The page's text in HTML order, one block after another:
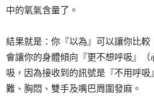
中的氧氣含量了。
結果就是：你『以為』可以讓你比
會讓你的身體傾向『更不想呼吸』
吸，因為接收到的訊號是『不用呼
難、胸悶、雙手及嘴巴周圍發麻。